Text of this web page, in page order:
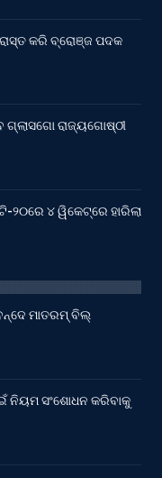
କରି ବ୍ରୋଞ୍ଜ ପଦକ
ଗ୍ଲାସଗୋ ରାଜ୍ୟଗୋଷ୍ଠୀ
୪ ୱିକେଟ୍‌ରେ ହାରିଲା
ମାତରମ୍‌ ବିଲ୍‌
ନିୟମ ସଂଶୋଧନ କରିବାକୁ